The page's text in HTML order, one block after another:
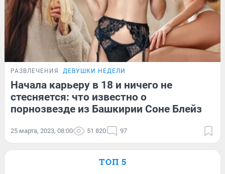
РАЗВЛЕЧЕНИЯ ДЕВУШКИ НЕДЕЛИ
Начала карьеру в 18 и ничего не
стесняется: что известно о
порнозвезде из Башкирии Соне Блейз
25 марта, 2023, 08:00 51 820 97
ТОП 5